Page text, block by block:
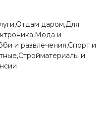
даром,Для
и
и развлечения,Спорт и
и